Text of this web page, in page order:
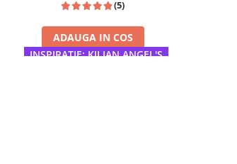
INSPIRATIE: KILIAN ANGEL'S
(5)
ADAUGA IN COS